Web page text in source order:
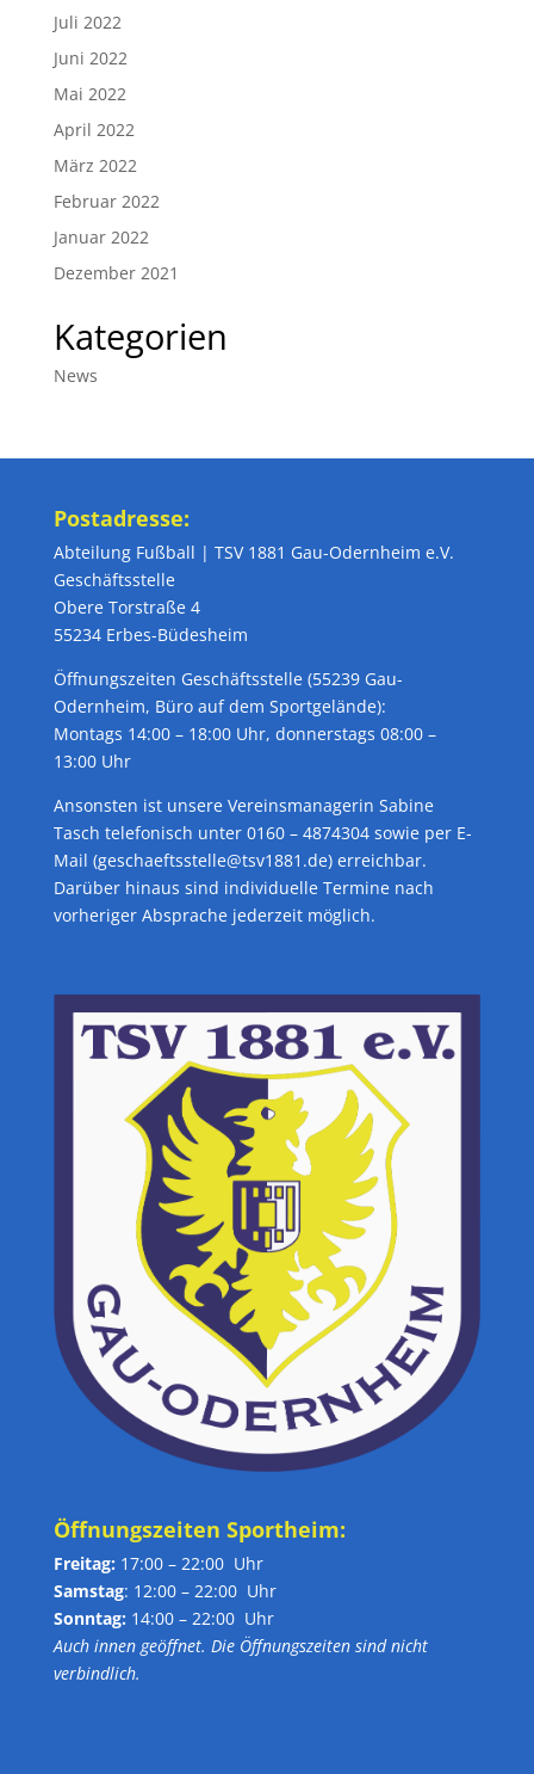
Juli 2022
Juni 2022
Mai 2022
April 2022
März 2022
Februar 2022
Januar 2022
Dezember 2021
Kategorien
News
Postadresse:
Abteilung Fußball | TSV 1881 Gau-Odernheim e.V.
Geschäftsstelle
Obere Torstraße 4
55234 Erbes-Büdesheim
Öffnungszeiten Geschäftsstelle (55239 Gau-
Odernheim, Büro auf dem Sportgelände):
Montags 14:00 – 18:00 Uhr, donnerstags 08:00 –
13:00 Uhr
Ansonsten ist unsere Vereinsmanagerin Sabine
Tasch telefonisch unter 0160 – 4874304 sowie per E-
Mail (geschaeftsstelle@tsv1881.de) erreichbar.
Darüber hinaus sind individuelle Termine nach
vorheriger Absprache jederzeit möglich.
Öffnungszeiten Sportheim:
Freitag: 17:00 – 22:00 Uhr
Samstag: 12:00 – 22:00 Uhr
Sonntag: 14:00 – 22:00 Uhr
Auch innen geöffnet. Die Öffnungszeiten sind nicht
verbindlich.